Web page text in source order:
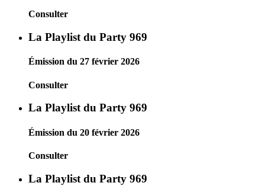
Consulter
La Playlist du Party 969
Émission du 27 février 2026
Consulter
La Playlist du Party 969
Émission du 20 février 2026
Consulter
La Playlist du Party 969